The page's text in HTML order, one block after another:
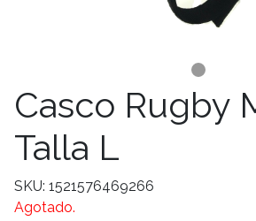
Casco Rugby
Talla L
SKU: 1521576469266
Agotado.